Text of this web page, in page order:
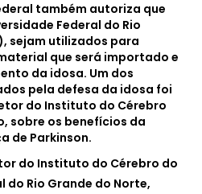
também autoriza que
Federal do Rio
sejam utilizados para
que será importado e
da idosa. Um dos
pela defesa da idosa foi
do Instituto do Cérebro
sobre os benefícios da
de Parkinson.
do Instituto do Cérebro do
do Rio Grande do Norte,